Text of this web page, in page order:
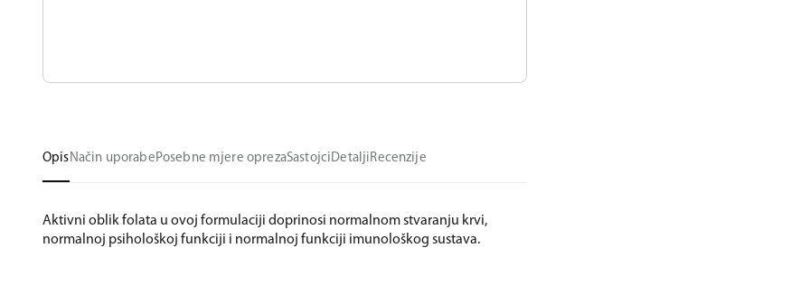
OpisNačin uporabePosebne mjere oprezaSastojciDetaljiRecenzije
Aktivni oblik folata u ovoj formulaciji doprinosi normalnom stvaranju krvi,
normalnoj psihološkoj funkciji i normalnoj funkciji imunološkog sustava.